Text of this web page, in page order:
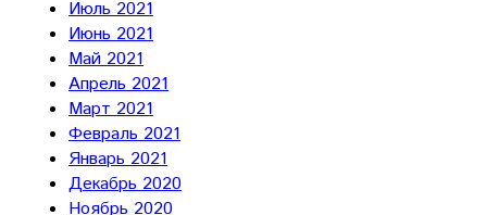
Июль 2021
Июнь 2021
Май 2021
Апрель 2021
Март 2021
Февраль 2021
Январь 2021
Декабрь 2020
Ноябрь 2020